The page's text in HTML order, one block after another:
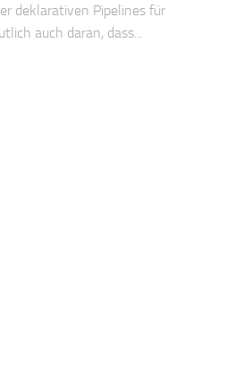
deklarativen Pipelines für
auch daran, dass...